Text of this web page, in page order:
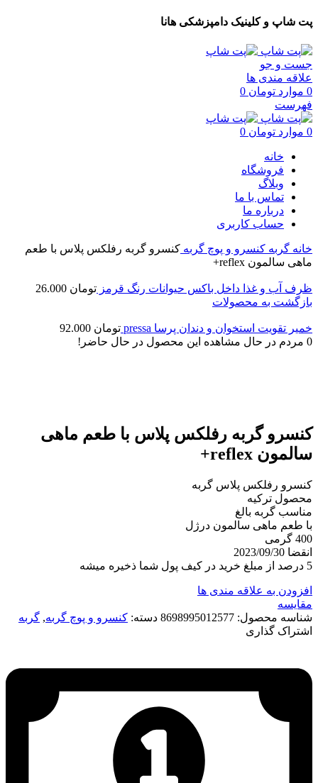
پت شاپ و کلینیک دامپزشکی هانا
جست و جو
علاقه مندی ها
0 موارد تومان
فهرست
0 موارد تومان
خانه
فروشگاه
وبلاگ
تماس با ما
درباره ما
حساب کاربری
خانه گربه کنسرو و پوچ گربه کنسرو گربه رفلکس پلاس با طعم
ماهی سالمون reflex+
ظرف آب و غذا داخل باکس حیوانات رنگ قرمز تومان
بازگشت به محصولات
خمیر تقویت استخوان و دندان پرسا pressa تومان
0 مردم در حال مشاهده این محصول در حال حاضر!
کنسرو گربه رفلکس پلاس با طعم ماهی
سالمون reflex+
کنسرو رفلکس پلاس گربه
محصول ترکیه
مناسب گربه بالغ
با طعم ماهی سالمون درژل
400 گرمی
انقضا 2023/09/30
5 درصد از مبلغ خرید در کیف پول شما ذخیره میشه
افزودن به علاقه مندی ها
مقایسه
شناسه محصول: 8698995012577 دسته: کنسرو و پوچ گربه, گربه
اشتراک گذاری